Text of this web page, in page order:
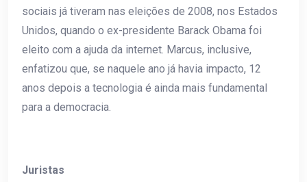
sociais já tiveram nas eleições de 2008, nos Estados
Unidos, quando o ex-presidente Barack Obama foi
eleito com a ajuda da internet. Marcus, inclusive,
enfatizou que, se naquele ano já havia impacto, 12
anos depois a tecnologia é ainda mais fundamental
para a democracia.
Juristas